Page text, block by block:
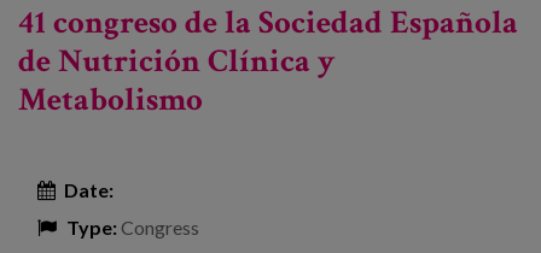
Participation in forums
Technical consulting and advice
41 congreso de la Sociedad Española
de Nutrición Clínica y
Metabolismo
Date:
Type:Congress